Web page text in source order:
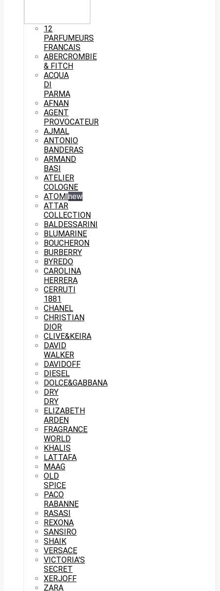
12
PARFUMEURS
FRANCAIS
ABERCROMBIE
& FITCH
ACQUA
DI
PARMA
AFNAN
AGENT
PROVOCATEUR
AJMAL
ANTONIO
BANDERAS
ARMAND
BASI
ATELIER
COLOGNE
ATOMI new
ATTAR
COLLECTION
BALDESSARINI
BLUMARINE
BOUCHERON
BURBERRY
BYREDO
CAROLINA
HERRERA
CERRUTI
1881
CHANEL
CHRISTIAN
DIOR
CLIVE&KEIRA
DAVID
WALKER
DAVIDOFF
DIESEL
DOLCE&GABBANA
DRY
DRY
ELIZABETH
ARDEN
FRAGRANCE
WORLD
KHALIS
LATTAFA
MAAG
OLD
SPICE
PACO
RABANNE
RASASI
REXONA
SANSIRO
SHAIK
VERSACE
VICTORIA'S
SECRET
XERJOFF
ZARA